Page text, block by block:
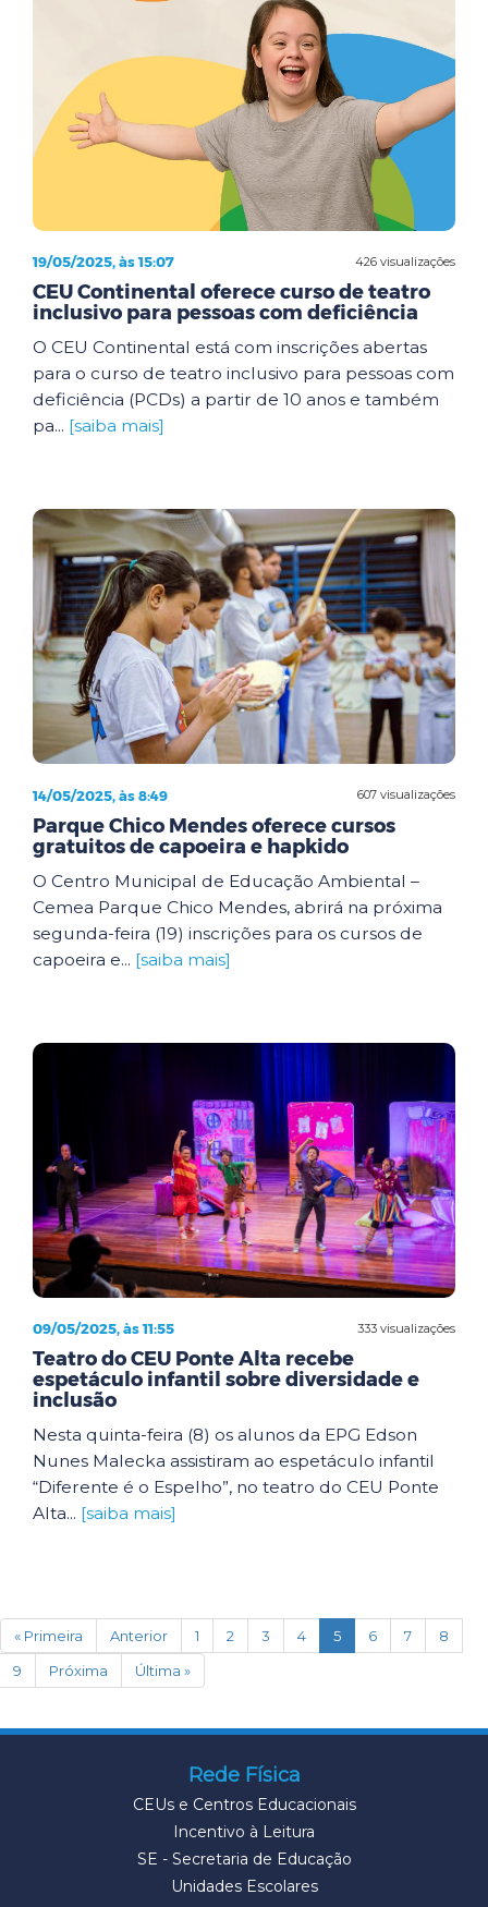
426 visualizações
19/05/2025, às 15:07
CEU Continental oferece curso de teatro
inclusivo para pessoas com deficiência
O CEU Continental está com inscrições abertas
para o curso de teatro inclusivo para pessoas com
deficiência (PCDs) a partir de 10 anos e também
pa... [saiba mais]
607 visualizações
14/05/2025, às 8:49
Parque Chico Mendes oferece cursos
gratuitos de capoeira e hapkido
O Centro Municipal de Educação Ambiental –
Cemea Parque Chico Mendes, abrirá na próxima
segunda-feira (19) inscrições para os cursos de
capoeira e... [saiba mais]
333 visualizações
09/05/2025, às 11:55
Teatro do CEU Ponte Alta recebe
espetáculo infantil sobre diversidade e
inclusão
Nesta quinta-feira (8) os alunos da EPG Edson
Nunes Malecka assistiram ao espetáculo infantil
“Diferente é o Espelho”, no teatro do CEU Ponte
Alta... [saiba mais]
« Primeira Anterior 1 2 3 4 5(current)
6 7
8
9
Próxima Última »
Rede Física
CEUs e Centros Educacionais
Incentivo à Leitura
SE - Secretaria de Educação
Unidades Escolares